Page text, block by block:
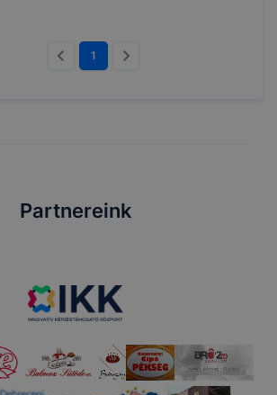
1
Partnereink